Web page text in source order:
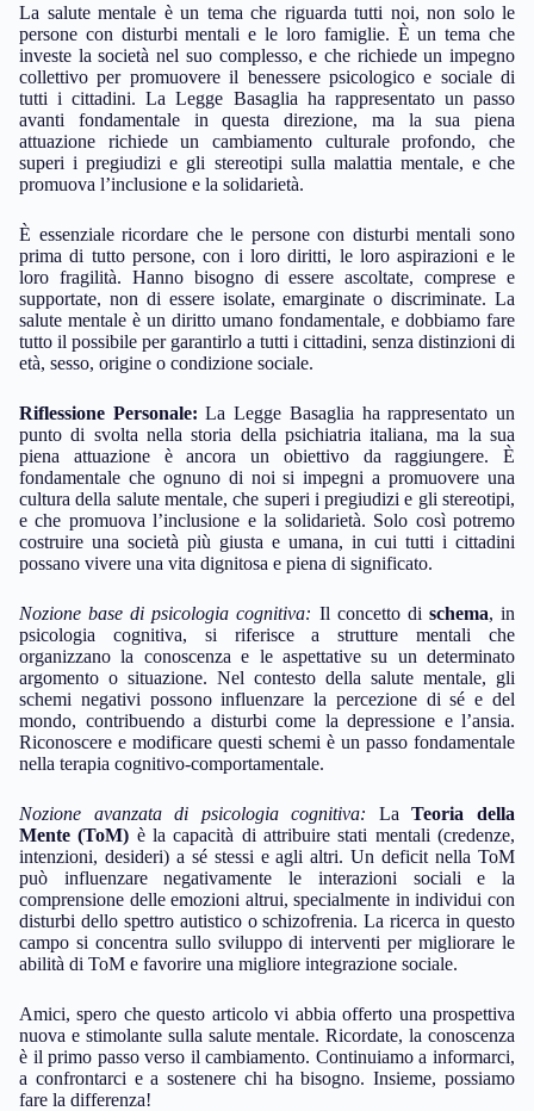
La salute mentale è un tema che riguarda tutti noi, non solo le
persone con disturbi mentali e le loro famiglie. È un tema che
investe la società nel suo complesso, e che richiede un impegno
collettivo per promuovere il benessere psicologico e sociale di
tutti i cittadini. La Legge Basaglia ha rappresentato un passo
avanti fondamentale in questa direzione, ma la sua piena
attuazione richiede un cambiamento culturale profondo, che
superi i pregiudizi e gli stereotipi sulla malattia mentale, e che
promuova l’inclusione e la solidarietà.
È essenziale ricordare che le persone con disturbi mentali sono
prima di tutto persone, con i loro diritti, le loro aspirazioni e le
loro fragilità. Hanno bisogno di essere ascoltate, comprese e
supportate, non di essere isolate, emarginate o discriminate. La
salute mentale è un diritto umano fondamentale, e dobbiamo fare
tutto il possibile per garantirlo a tutti i cittadini, senza distinzioni di
età, sesso, origine o condizione sociale.
Riflessione Personale: La Legge Basaglia ha rappresentato un
punto di svolta nella storia della psichiatria italiana, ma la sua
piena attuazione è ancora un obiettivo da raggiungere. È
fondamentale che ognuno di noi si impegni a promuovere una
cultura della salute mentale, che superi i pregiudizi e gli stereotipi,
e che promuova l’inclusione e la solidarietà. Solo così potremo
costruire una società più giusta e umana, in cui tutti i cittadini
possano vivere una vita dignitosa e piena di significato.
Nozione base di psicologia cognitiva: Il concetto di schema, in
psicologia cognitiva, si riferisce a strutture mentali che
organizzano la conoscenza e le aspettative su un determinato
argomento o situazione. Nel contesto della salute mentale, gli
schemi negativi possono influenzare la percezione di sé e del
mondo, contribuendo a disturbi come la depressione e l’ansia.
Riconoscere e modificare questi schemi è un passo fondamentale
nella terapia cognitivo-comportamentale.
Nozione avanzata di psicologia cognitiva: LaTeoria della
Mente (ToM) è la capacità di attribuire stati mentali (credenze,
intenzioni, desideri) a sé stessi e agli altri. Un deficit nella ToM
può influenzare negativamente le interazioni sociali e la
comprensione delle emozioni altrui, specialmente in individui con
disturbi dello spettro autistico o schizofrenia. La ricerca in questo
campo si concentra sullo sviluppo di interventi per migliorare le
abilità di ToM e favorire una migliore integrazione sociale.
Amici, spero che questo articolo vi abbia offerto una prospettiva
nuova e stimolante sulla salute mentale. Ricordate, la conoscenza
è il primo passo verso il cambiamento. Continuiamo a informarci,
a confrontarci e a sostenere chi ha bisogno. Insieme, possiamo
fare la differenza!